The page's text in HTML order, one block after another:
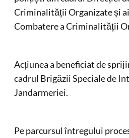
Criminalității Organizate și
Combatere a Criminalității
Acțiunea a beneficiat de
cadrul Brigăzii Speciale de
Jandarmeriei.
Pe parcursul întregului